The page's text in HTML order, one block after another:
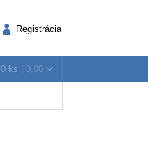
Registrácia
0 ks | 0,00